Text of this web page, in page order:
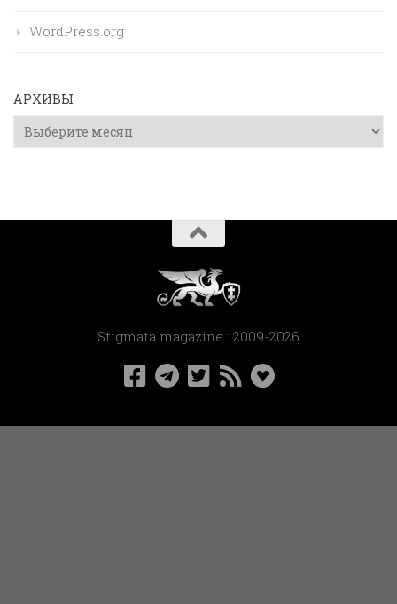
WordPress.org
АРХИВЫ
Архивы
Stigmata magazine : 2009-2026